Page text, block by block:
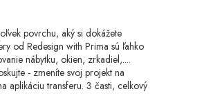
povrchu, aký si dokážete
od Redesign with Prima sú ľahko
nábytku, okien, zrkadiel,....
- zmeníte svoj projekt na
aplikáciu transferu. 3 časti, celkový